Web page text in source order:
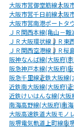
大阪市営御堂筋線大阪
大阪市営千日前線大阪
大阪市営南港ポートタ
ＪＲ関西本線(亀山－難
ＪＲ大阪環状線ＪＲ東
ＪＲ関西空港線ＪＲ桜
阪神なんば線(大阪府)
阪急神戸本線(大阪府)
阪急千里線近鉄大阪線(
近鉄南大阪線(大阪府)
近鉄けいはんな線(大阪
南海高野線(大阪府)南
大阪高速鉄道大阪モノ
阪堺電気軌道上町線阪